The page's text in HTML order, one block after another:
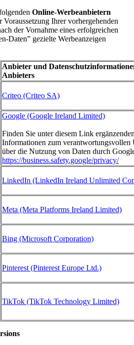
Online-Werbeanbietern
Ihrer vorhergehenden
der Vornahme eines erfolgreichen
Daten” gezielte Werbeanzeigen
Anbieter und
Anbieters
Criteo (Criteo SA)
Google (Google Ireland Limited)
Finden Sie unter diesem Link
Informationen zum verantwortungsvollen
über die Nutzung von Daten durch
https://business.safety.google/privacy/
LinkedIn (LinkedIn Ireland Unlimited
Meta (Meta Platforms Ireland Limited)
Bing (Microsoft Corporation)
Pinterest (Pinterest Europe Ltd.)
TikTok (TikTok Technology Limited)